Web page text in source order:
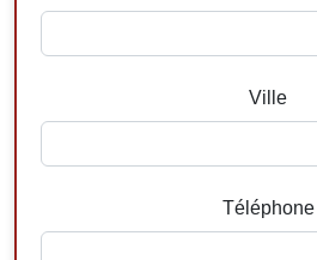
Ville
Téléphone